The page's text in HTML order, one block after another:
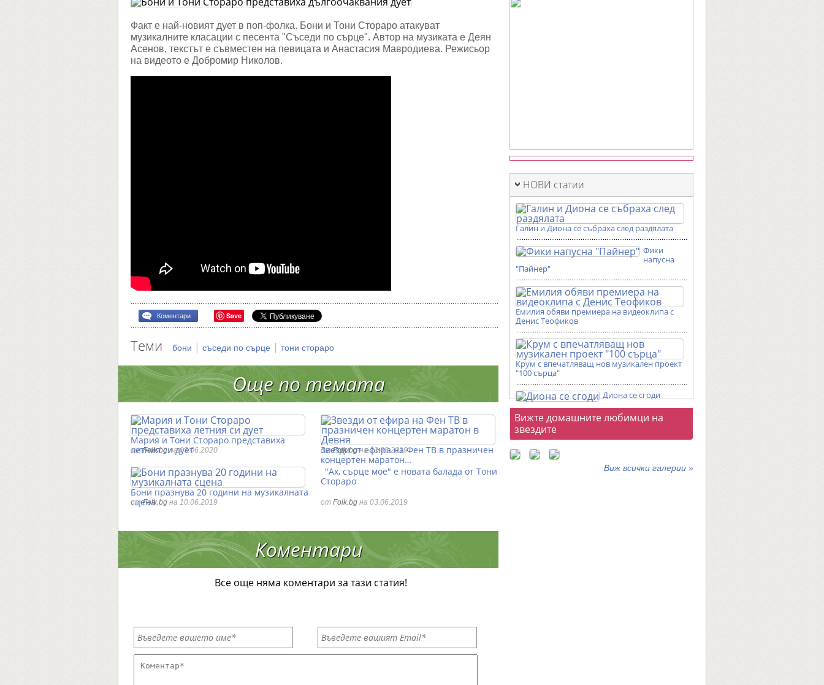
представиха
"Съседи
по
сърце"
Факт е най-новият дует в поп-фолка. Бони и Тони Стораро атакуват
музикалните класации с песента "Съседи по сърце". Автор на музиката е Деян
Асенов, текстът е съвместен на певицата и Анастасия Мавродиева. Режисьор
на видеото е Добромир Николов.
Коментари Save
Теми бони | съседи по сърце | тони стораро
Още по темата
Мария и Тони Стораро представиха
летния си дует
отFolk.bgна 03.06.2020
Звезди от ефира на Фен ТВ в празничен
концертен маратон…
отFolk.bgна 22.08.2019
Бони празнува 20 години на музикалната
сцена
отFolk.bg на 10.06.2019
"Ах, сърце мое" е новата балада от Тони
Стораро
от Folk.bg на 03.06.2019
Коментари
Все още няма коментари за тази статия!
НОВИ статии
Галин и Диона се събраха след раздялата
Фики
напусна
"Пайнер"
Емилия обяви премиера на видеоклипа с
Денис Теофиков
Крум с впечатляващ нов музикален проект
"100 сърца"
Диона се сгоди
Фотогалерии
Вижте домашните любимци на
звездите
Виж всички галерии »